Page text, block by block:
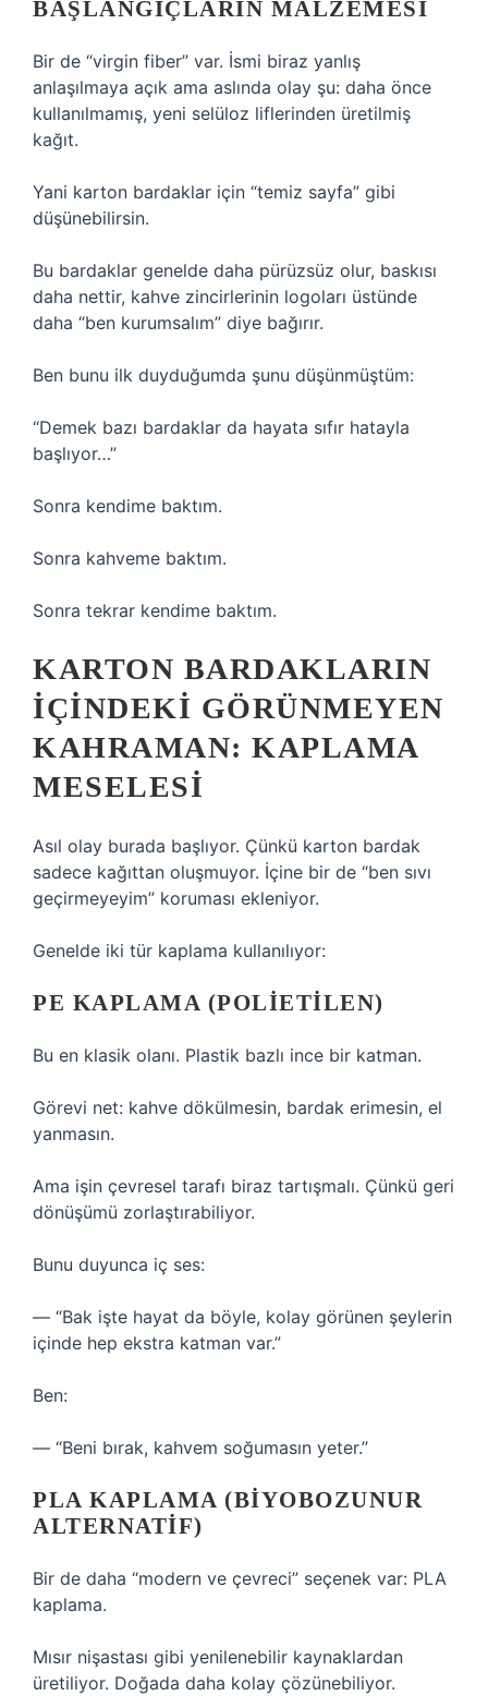
BAŞLANGIÇLARIN MALZEMESI
Bir de “virgin fiber” var. İsmi biraz yanlış
anlaşılmaya açık ama aslında olay şu: daha önce
kullanılmamış, yeni selüloz liflerinden üretilmiş
kağıt.
Yani karton bardaklar için “temiz sayfa” gibi
düşünebilirsin.
Bu bardaklar genelde daha pürüzsüz olur, baskısı
daha nettir, kahve zincirlerinin logoları üstünde
daha “ben kurumsalım” diye bağırır.
Ben bunu ilk duyduğumda şunu düşünmüştüm:
“Demek bazı bardaklar da hayata sıfır hatayla
başlıyor…”
Sonra kendime baktım.
Sonra kahveme baktım.
Sonra tekrar kendime baktım.
KARTON BARDAKLARIN
İÇINDEKI GÖRÜNMEYEN
KAHRAMAN: KAPLAMA
MESELESI
Asıl olay burada başlıyor. Çünkü karton bardak
sadece kağıttan oluşmuyor. İçine bir de “ben sıvı
geçirmeyeyim” koruması ekleniyor.
Genelde iki tür kaplama kullanılıyor:
PE KAPLAMA (POLIETILEN)
Bu en klasik olanı. Plastik bazlı ince bir katman.
Görevi net: kahve dökülmesin, bardak erimesin, el
yanmasın.
Ama işin çevresel tarafı biraz tartışmalı. Çünkü geri
dönüşümü zorlaştırabiliyor.
Bunu duyunca iç ses:
— “Bak işte hayat da böyle, kolay görünen şeylerin
içinde hep ekstra katman var.”
Ben:
— “Beni bırak, kahvem soğumasın yeter.”
PLA KAPLAMA (BIYOBOZUNUR
ALTERNATIF)
Bir de daha “modern ve çevreci” seçenek var: PLA
kaplama.
Mısır nişastası gibi yenilenebilir kaynaklardan
üretiliyor. Doğada daha kolay çözünebiliyor.